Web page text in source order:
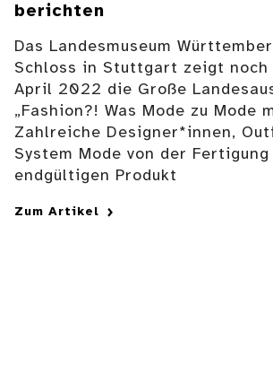
berichten
Das Landesmuseum
Schloss in Stuttgart zeigt noch
April 2022 die Große
„Fashion?! Was Mode zu Mode
Zahlreiche Designer*innen,
System Mode von der Fertigung
endgültigen Produkt
Zum Artikel